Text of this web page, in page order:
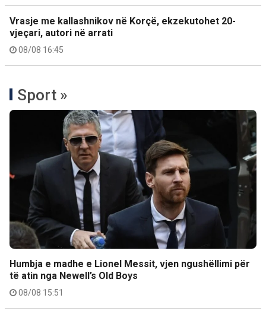
Vrasje me kallashnikov në Korçë, ekzekutohet 20-
vjeçari, autori në arrati
08/08 16:45
Sport »
Humbja e madhe e Lionel Messit, vjen ngushëllimi për
të atin nga Newell’s Old Boys
08/08 15:51